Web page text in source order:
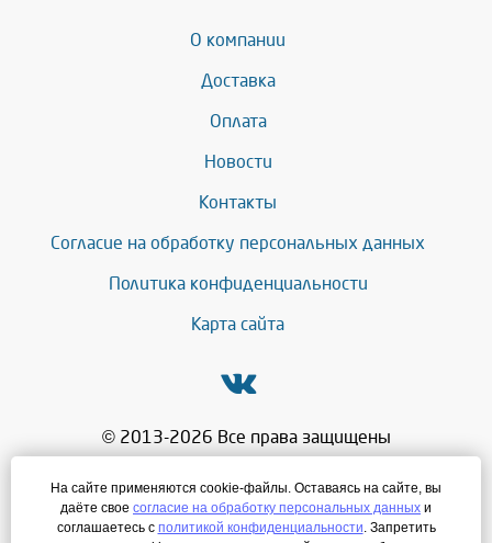
О компании
Доставка
Оплата
Новости
Контакты
Согласие на обработку персональных данных
Политика конфиденциальности
Карта сайта
© 2013-2026 Все права защищены
+7 (343) 286-71-27
mg@leadersnab.ru
На сайте применяются cookie-файлы. Оставаясь на сайте, вы
даёте свое согласие на обработку персональных данных и
соглашаетесь с политикой конфиденциальности. Запретить